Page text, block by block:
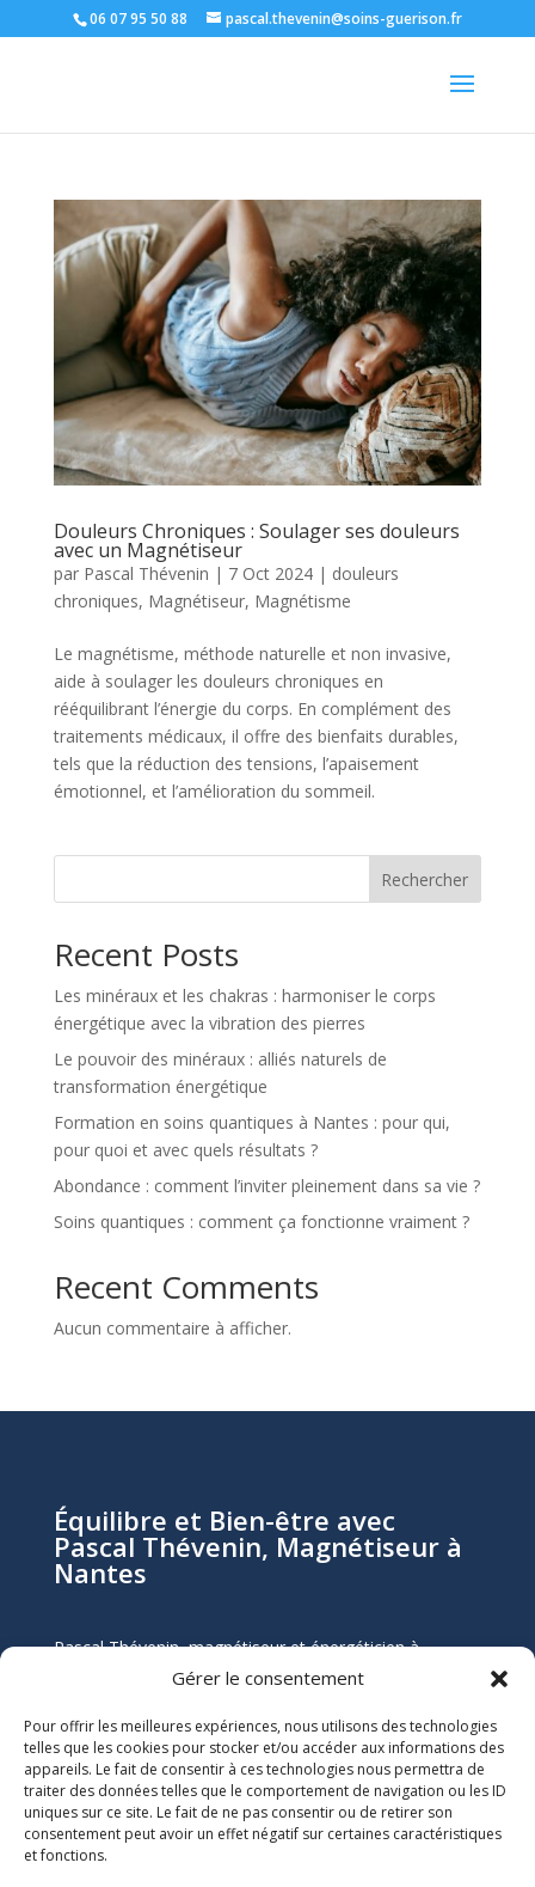
Gérer le consentement
Pour offrir les meilleures expériences, nous utilisons des technologies
telles que les cookies pour stocker et/ou accéder aux informations des
appareils. Le fait de consentir à ces technologies nous permettra de
traiter des données telles que le comportement de navigation ou les ID
uniques sur ce site. Le fait de ne pas consentir ou de retirer son
consentement peut avoir un effet négatif sur certaines caractéristiques
et fonctions.
06 07 95 50 88 pascal.thevenin@soins-guerison.fr
Douleurs Chroniques : Soulager ses douleurs
avec un Magnétiseur
par Pascal Thévenin | 7 Oct 2024| douleurs
chroniques, Magnétiseur, Magnétisme
Le magnétisme, méthode naturelle et non invasive,
aide à soulager les douleurs chroniques en
rééquilibrant l’énergie du corps. En complément des
traitements médicaux, il offre des bienfaits durables,
tels que la réduction des tensions, l’apaisement
émotionnel, et l’amélioration du sommeil.
Rechercher
Recent Posts
Les minéraux et les chakras : harmoniser le corps
énergétique avec la vibration des pierres
Le pouvoir des minéraux : alliés naturels de
transformation énergétique
Formation en soins quantiques à Nantes : pour qui,
pour quoi et avec quels résultats ?
Abondance : comment l’inviter pleinement dans sa vie ?
Soins quantiques : comment ça fonctionne vraiment ?
Recent Comments
Aucun commentaire à afficher.
Équilibre et Bien-être avec
Pascal Thévenin, Magnétiseur à
Nantes
Pascal Thévenin, magnétiseur et énergéticien à
Nantes, vous accompagne vers un mieux-être durable
douleurs chroniques, de stress, ou de blocages
émotionnels, ses soins naturels et holistiques sont
conçus pour harmoniser votre énergie et restaurer
votre équilibre.